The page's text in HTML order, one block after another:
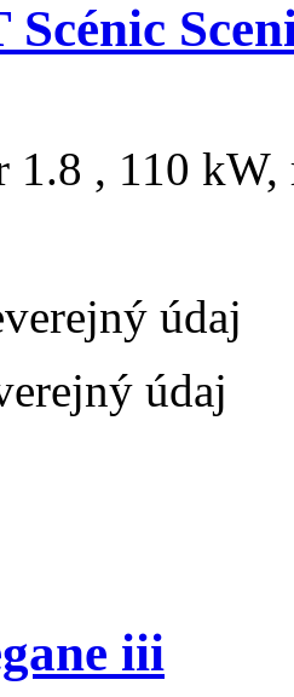
1.8 , 110 kW,
údaj
údaj
iii